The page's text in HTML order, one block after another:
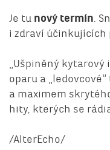
Je tu nový termín .
i zdraví účinkujících
„Ušpiněný
oparu a
a maximem
hity, kterých se
/AlterEcho/